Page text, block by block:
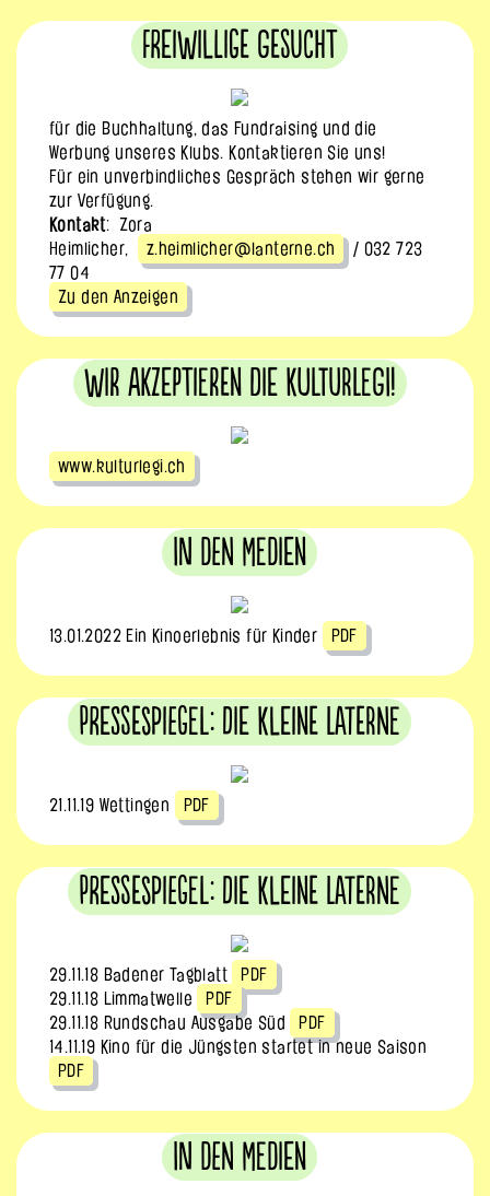
Freiwillige gesucht
für die Buchhaltung, das Fundraising und die
Werbung unseres Klubs. Kontaktieren Sie uns!
Für ein unverbindliches Gespräch stehen wir gerne
zur Verfügung.
Kontakt: Zora
Heimlicher,
z.heimlicher@lanterne.ch
/ 032 723
77 04
Zu den Anzeigen
Wir akzeptieren die KulturLegi!
www.kulturlegi.ch
In den Medien
13.01.2022 Ein Kinoerlebnis für Kinder PDF
Pressespiegel: Die Kleine Laterne
21.11.19 Wettingen PDF
Pressespiegel: Die Kleine Laterne
29.11.18 Badener Tagblatt
PDF
29.11.18 Limmatwelle
PDF
29.11.18 Rundschau Ausgabe Süd
PDF
14.11.19 Kino für die Jüngsten startet in neue Saison
PDF
In den Medien